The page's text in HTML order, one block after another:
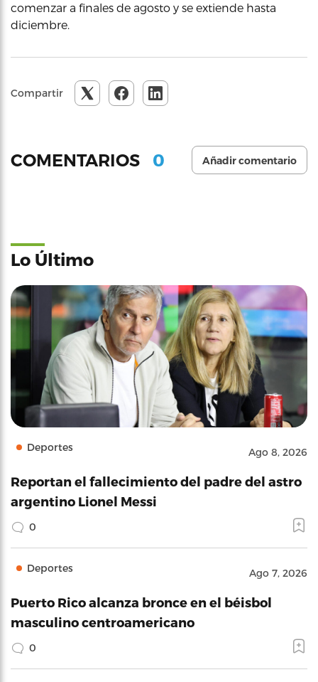
comenzar a finales de agosto y se extiende hasta
diciembre.
Compartir
COMENTARIOS 0 Añadir comentario
Lo Último
Deportes Ago 8, 2026
Reportan el fallecimiento del padre del astro
argentino Lionel Messi
0
Deportes Ago 7, 2026
Puerto Rico alcanza bronce en el béisbol
masculino centroamericano
0